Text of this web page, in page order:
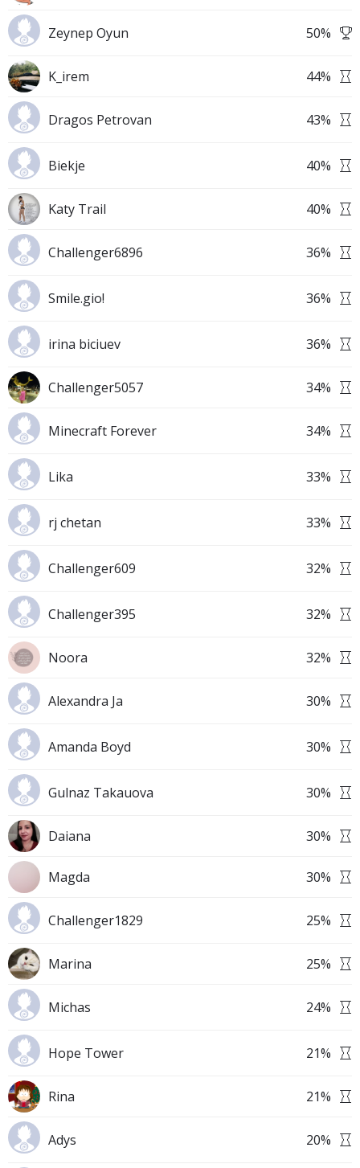
Zeynep Oyun 50%
K_irem 44%
Dragos Petrovan 43%
Biekje 40%
Katy Trail 40%
Challenger6896 36%
Smile.gio! 36%
irina biciuev 36%
Challenger5057 34%
Minecraft Forever 34%
Lika 33%
rj chetan 33%
Challenger609 32%
Challenger395 32%
Noora 32%
Alexandra Ja 30%
Amanda Boyd 30%
Gulnaz Takauova 30%
Daiana 30%
Magda 30%
Challenger1829 25%
Marina 25%
Michas 24%
Hope Tower 21%
Rina 21%
Adys 20%